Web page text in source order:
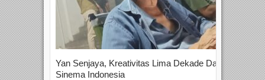
Yan Senjaya, Kreativitas Lima Dekade Dalam
Sinema Indonesia